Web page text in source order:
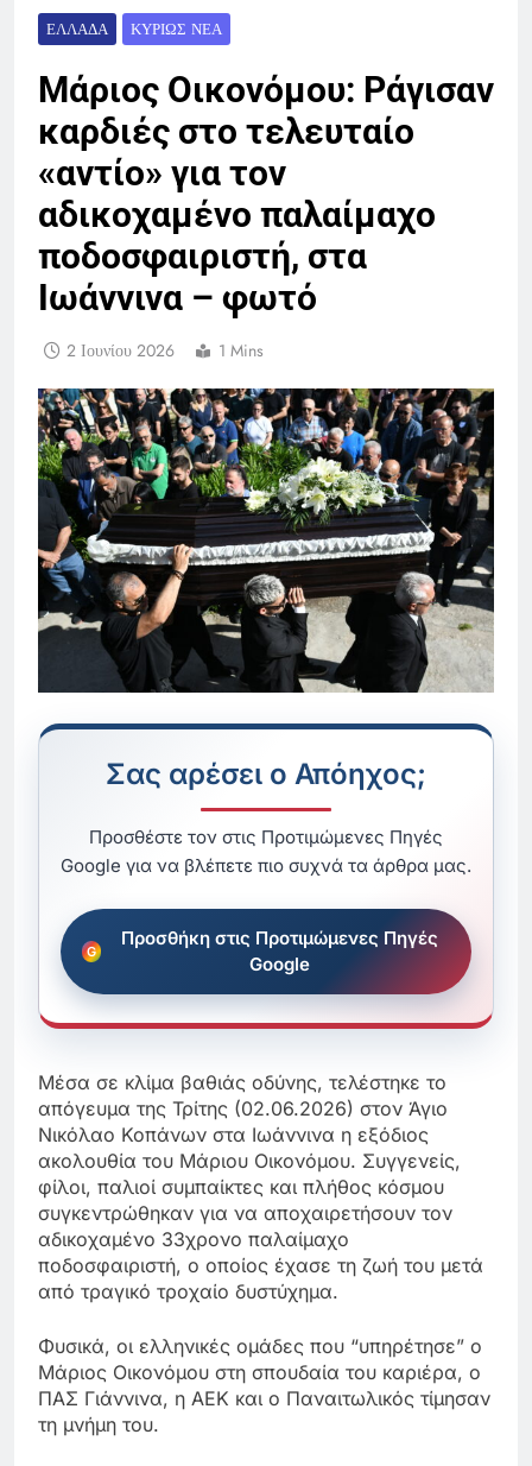
ΕΛΛΆΔΑ ΚΥΡΊΩΣ ΝΈΑ
Μάριος Οικονόμου: Ράγισαν
καρδιές στο τελευταίο
«αντίο» για τον
αδικοχαμένο παλαίμαχο
ποδοσφαιριστή, στα
Ιωάννινα – φωτό
2 Ιουνίου 2026 1 Mins
Σας αρέσει ο Απόηχος;
Προσθέστε τον στις Προτιμώμενες Πηγές
Google για να βλέπετε πιο συχνά τα άρθρα μας.
Προσθήκη στις Προτιμώμενες Πηγές
Google
Μέσα σε κλίμα βαθιάς οδύνης, τελέστηκε το
απόγευμα της Τρίτης (02.06.2026) στον Άγιο
Νικόλαο Κοπάνων στα Ιωάννινα η εξόδιος
ακολουθία του Μάριου Οικονόμου. Συγγενείς,
φίλοι, παλιοί συμπαίκτες και πλήθος κόσμου
συγκεντρώθηκαν για να αποχαιρετήσουν τον
αδικοχαμένο 33χρονο παλαίμαχο
ποδοσφαιριστή, ο οποίος έχασε τη ζωή του μετά
από τραγικό τροχαίο δυστύχημα.
Φυσικά, οι ελληνικές ομάδες που “υπηρέτησε” ο
Μάριος Οικονόμου στη σπουδαία του καριέρα, ο
ΠΑΣ Γιάννινα, η ΑΕΚ και ο Παναιτωλικός τίμησαν
τη μνήμη του.